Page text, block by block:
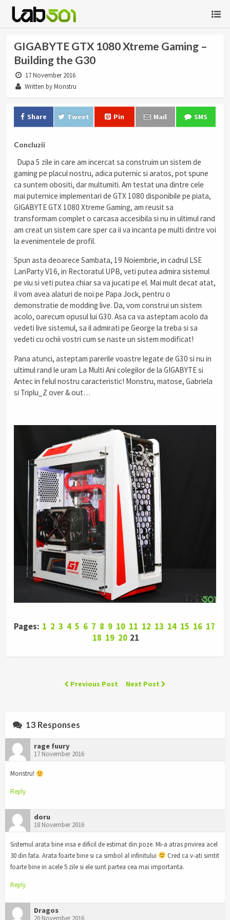
GIGABYTE GTX 1080 Xtreme Gaming –
Building the G30
17 November 2016
Written by Monstru
Share Tweet Pin Mail SMS
Concluzii
Dupa 5 zile in care am incercat sa construim un sistem de
gaming pe placul nostru, adica puternic si aratos, pot spune
ca suntem obositi, dar multumiti. Am testat una dintre cele
mai puternice implementari de GTX 1080 disponibile pe piata,
GIGABYTE GTX 1080 Xtreme Gaming, am reusit sa
transformam complet o carcasa accesibila si nu in ultimul rand
am creat un sistem care sper ca ii va incanta pe multi dintre voi
la evenimentele de profil.
Spun asta deoarece Sambata, 19 Noiembrie, in cadrul LSE
LanParty V16, in Rectoratul UPB, veti putea admira sistemul
pe viu si veti putea chiar sa va jucati pe el. Mai mult decat atat,
il vom avea alaturi de noi pe Papa Jock, pentru o
demonstratie de modding live. Da, vom construi un sistem
acolo, oarecum opusul lui G30. Asa ca va asteptam acolo da
vedeti live sistemul, sa il admirati pe George la treba si sa
vedeti cu ochii vostri cum se naste un sistem modificat!
Pana atunci, asteptam parerile voastre legate de G30 si nu in
ultimul rand le uram La Multi Ani colegilor de la GIGABYTE si
Antec in felul nostru caracteristic! Monstru, matose, Gabriela
si Triplu_Z over & out…
Pages: 1 2 3 4 5 6 7 8 9 10 11 12 13 14 15 16 17
18 19 20 21
Previous Post Next Post
13 Responses
rage fuury
17 November 2016
Monstru!
Reply
doru
18 November 2016
Sistemul arata bine insa e dificil de estimat din poze. Mi-a atras privirea acel
30 din fata. Arata foarte bine si ca simbol al infinitului
Cred ca v-ati simtit
foarte bine in acele 5 zile si ele sunt partea cea mai importanta.
Reply
Dragos
20 November 2016